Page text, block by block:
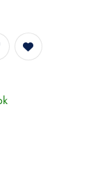
- 3621 mennyiség